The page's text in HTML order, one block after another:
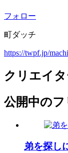
フォロー
町ダッチ
https://twpf.jp/
クリエイ
公開中の
弟を探し